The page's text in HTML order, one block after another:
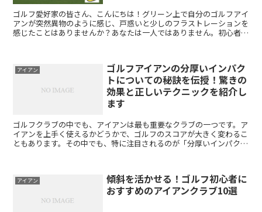
ゴルフ愛好家の皆さん、こんにちは！グリーン上で自分のゴルフアイ
アンが突然異物のように感じ、戸惑いと少しのフラストレーションを
感じたことはありませんか？あなたは一人ではありません。初心者か
アイアン
ゴルフアイアンの分厚いインパク
トについての秘訣を伝授！驚きの
効果と正しいテクニックを紹介し
ます
ゴルフクラブの中でも、アイアンは最も重要なクラブの一つです。ア
イアンを上手く使えるかどうかで、ゴルフのスコアが大きく変わるこ
ともあります。その中でも、特に注目されるのが「分厚いインパク
アイアン
傾斜を活かせる！ゴルフ初心者に
おすすめのアイアンクラブ10選